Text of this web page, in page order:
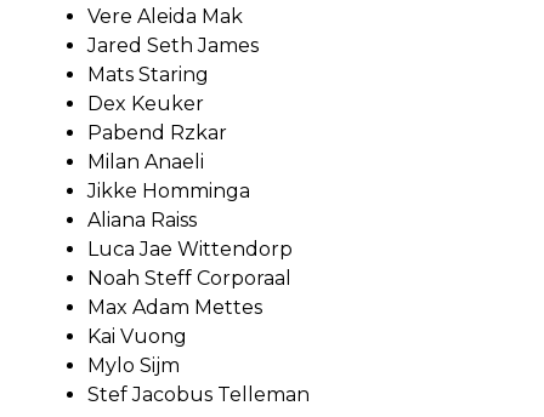
Vere Aleida Mak
Jared Seth James
Mats Staring
Dex Keuker
Pabend Rzkar
Milan Anaeli
Jikke Homminga
Aliana Raiss
Luca Jae Wittendorp
Noah Steff Corporaal
Max Adam Mettes
Kai Vuong
Mylo Sijm
Stef Jacobus Telleman